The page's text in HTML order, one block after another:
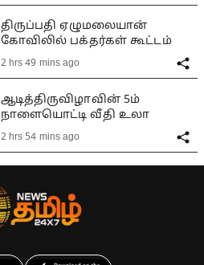
திருப்பதி ஏழுமலையான்
கோவிலில் பக்தர்கள் கூட்டம்
2 hrs 49 mins ago
ஆடித்திருவிழாவின் 5ம்
நாளையொட்டி வீதி உலா
2 hrs 54 mins ago